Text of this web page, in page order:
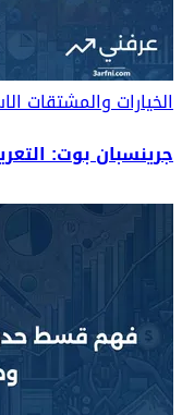
الخيارات والمشتقات
جرينسبان بوت: